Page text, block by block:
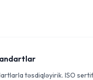
təsdiqləyirik. ISO